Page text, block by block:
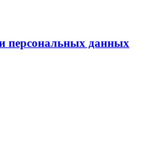
персональных данных